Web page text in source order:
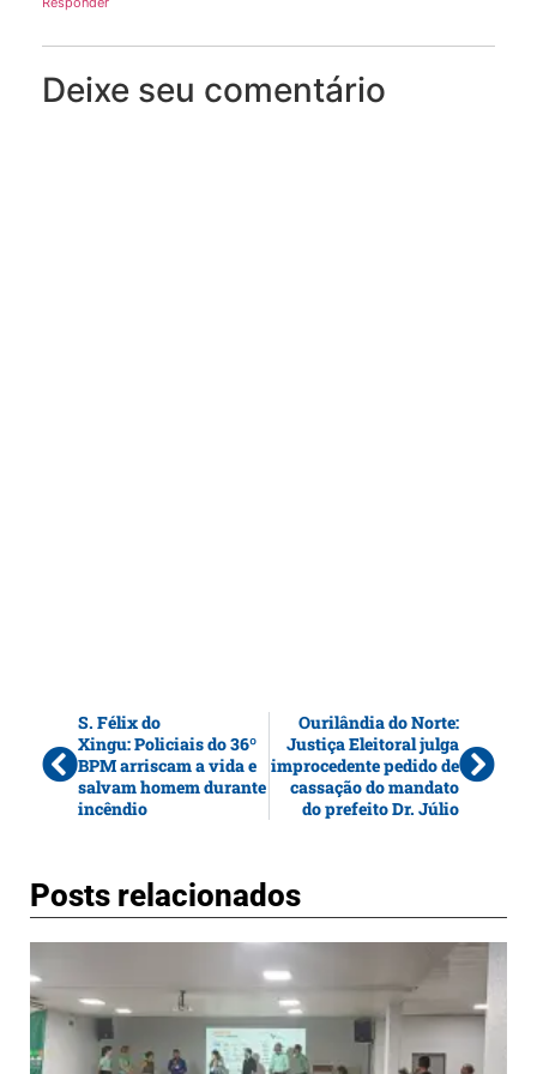
Deixe seu comentário
S. Félix do
Xingu: Policiais do 36º
BPM arriscam a vida e
salvam homem durante
incêndio
Ourilândia do Norte:
Justiça Eleitoral julga
improcedente pedido de
cassação do mandato
do prefeito Dr. Júlio
Posts relacionados